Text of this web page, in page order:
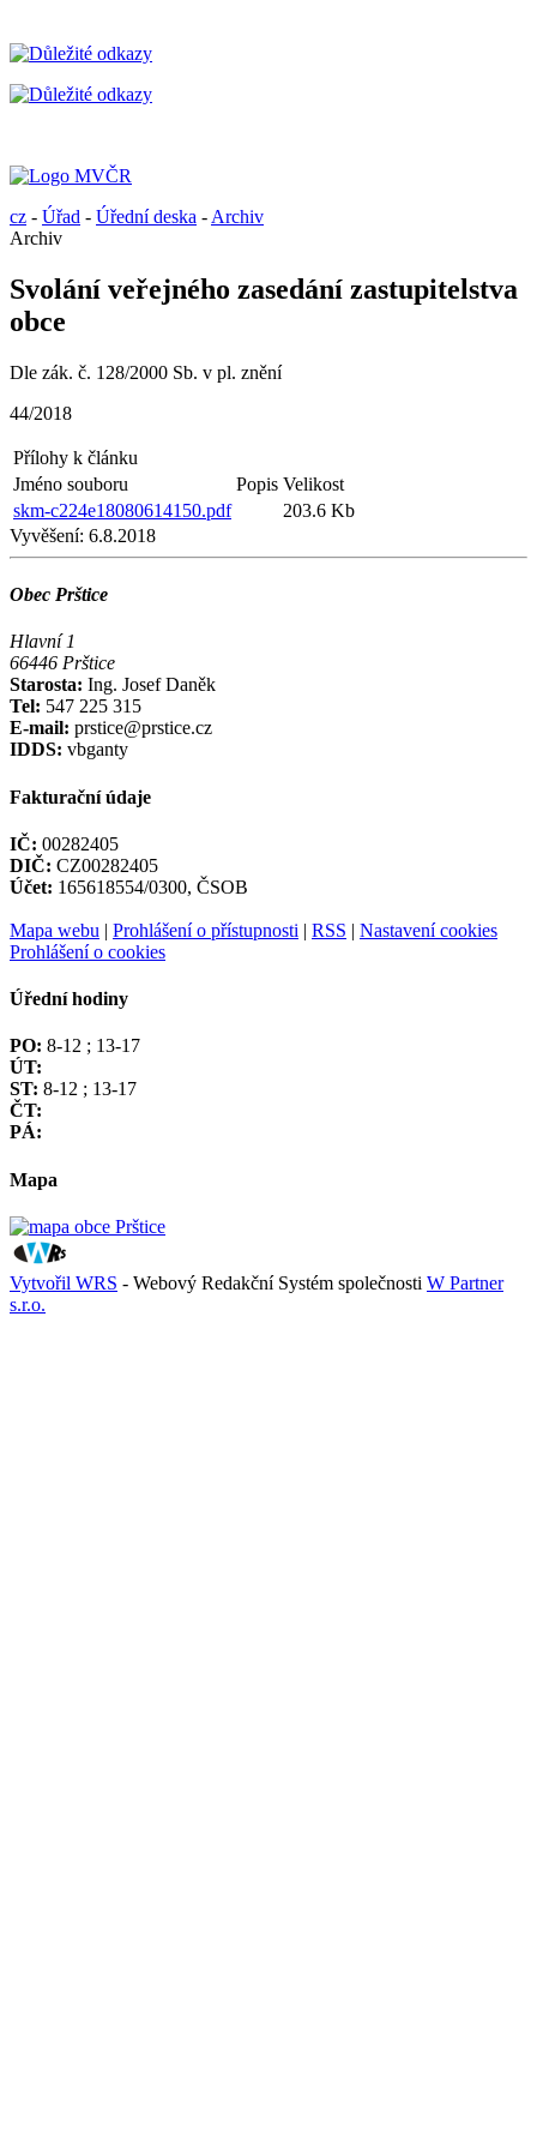
cz - Úřad - Úřední deska - Archiv
Archiv
Svolání veřejného zasedání zastupitelstva
obce
Dle zák. č. 128/2000 Sb. v pl. znění
44/2018
Přílohy k článku
Jméno souboru
Popis Velikost
skm-c224e18080614150.pdf
203.6 Kb
Vyvěšení: 6.8.2018
Obec Prštice
Hlavní 1
66446 Prštice
Starosta: Ing. Josef Daněk
Tel: 547 225 315
E-mail: prstice@prstice.cz
IDDS: vbganty
Fakturační údaje
IČ: 00282405
DIČ: CZ00282405
Účet: 165618554/0300, ČSOB
Mapa webu | Prohlášení o přístupnosti | RSS | Nastavení cookies
Prohlášení o cookies
Úřední hodiny
PO: 8-12 ; 13-17
ÚT:
ST: 8-12 ; 13-17
ČT:
PÁ:
Mapa
Vytvořil WRS - Webový Redakční Systém společnosti W Partner
s.r.o.